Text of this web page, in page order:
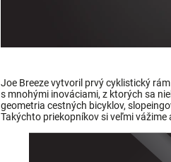
Joe Breeze vytvoril prvý cyklistický
s mnohými inováciami, z ktorých sa
geometria cestných bicyklov,
Takýchto priekopníkov si veľmi